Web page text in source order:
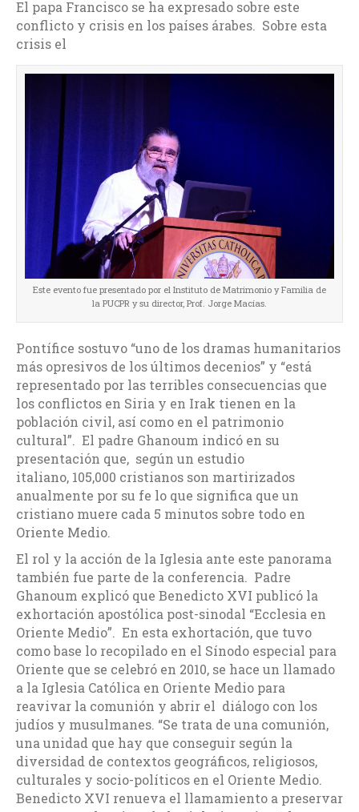
El papa Francisco se ha expresado sobre este
conflicto y crisis en los países árabes. Sobre esta
crisis el
Este evento fue presentado por el Instituto de Matrimonio y Familia de
la PUCPR y su director, Prof. Jorge Macías.
Pontífice sostuvo “uno de los dramas humanitarios
más opresivos de los últimos decenios” y “está
representado por las terribles consecuencias que
los conflictos en Siria y en Irak tienen en la
población civil, así como en el patrimonio
cultural”. El padre Ghanoum indicó en su
presentación que, según un estudio
italiano, 105,000 cristianos son martirizados
anualmente por su fe lo que significa que un
cristiano muere cada 5 minutos sobre todo en
Oriente Medio.
El rol y la acción de la Iglesia ante este panorama
también fue parte de la conferencia. Padre
Ghanoum explicó que Benedicto XVI publicó la
exhortación apostólica post-sinodal “Ecclesia en
Oriente Medio”. En esta exhortación, que tuvo
como base lo recopilado en el Sínodo especial para
Oriente que se celebró en 2010, se hace un llamado
a la Iglesia Católica en Oriente Medio para
reavivar la comunión y abrir el diálogo con los
judíos y musulmanes. “Se trata de una comunión,
una unidad que hay que conseguir según la
diversidad de contextos geográficos, religiosos,
culturales y socio-políticos en el Oriente Medio.
Benedicto XVI renueva el llamamiento a preservar